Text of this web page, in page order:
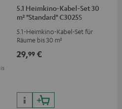
5.1 Heimkino-Kabel-Set 30
m² "Standard" C3025S
5.1-Heimkino-Kabel-Set für
Räume bis 30 m²
29,99 €